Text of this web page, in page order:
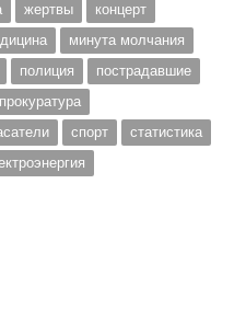
жертвы
концерт
минута молчания
полиция
пострадавшие
прокуратура
спорт
статистика